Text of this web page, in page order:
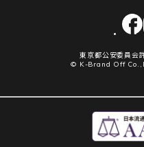
東京都公安委員
© K-Brand Off